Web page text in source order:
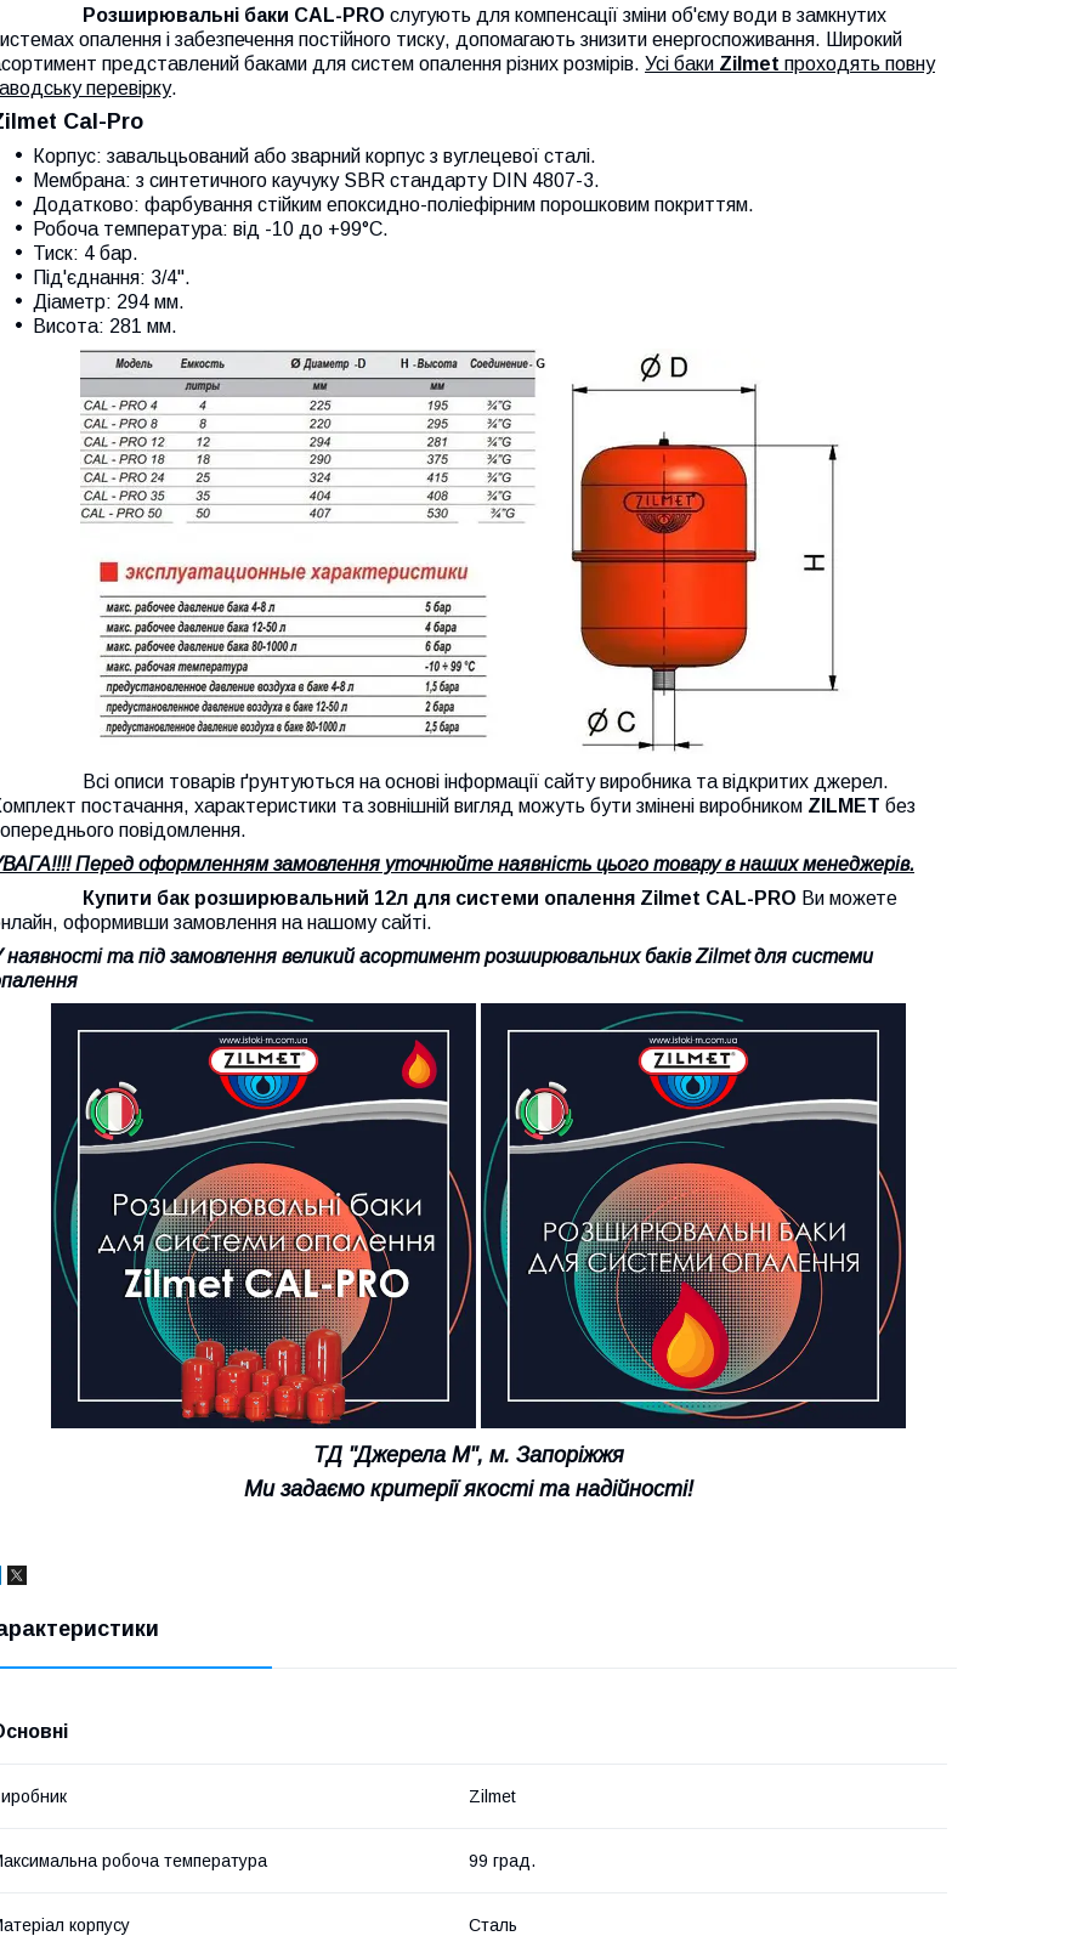
баки CAL-PRO слугують для компенсації зміни об'єму води в замкнутих
опалення і забезпечення постійного тиску, допомагають знизити енергоспоживання. Широкий
представлений баками для систем опалення різних розмірів. Усі баки Zilmet проходять повну
перевірку.
Cal-Pro
Корпус: завальцьований або зварний корпус з вуглецевої сталі.
Мембрана: з синтетичного каучуку SBR стандарту DIN 4807-3.
Додатково: фарбування стійким епоксидно-поліефірним порошковим покриттям.
Робоча температура: від -10 до +99°С.
Тиск: 4 бар.
Під'єднання: 3/4".
Діаметр: 294 мм.
Висота: 281 мм.
описи товарів ґрунтуються на основі інформації сайту виробника та відкритих джерел.
постачання, характеристики та зовнішній вигляд можуть бути змінені виробником ZILMET без
повідомлення.
Перед оформленням замовлення уточнюйте наявність цього товару в наших менеджерів.
бак розширювальний 12л для системи опалення Zilmet CAL-PRO Ви можете
оформивши замовлення на нашому сайті.
наявності та під замовлення великий асортимент розширювальних баківZilmetдля системи
ТД "Джерела М", м. Запоріжжя
Ми задаємо критерії якості та надійності!
Zilmet
робоча температура 99 град.
корпусу Сталь